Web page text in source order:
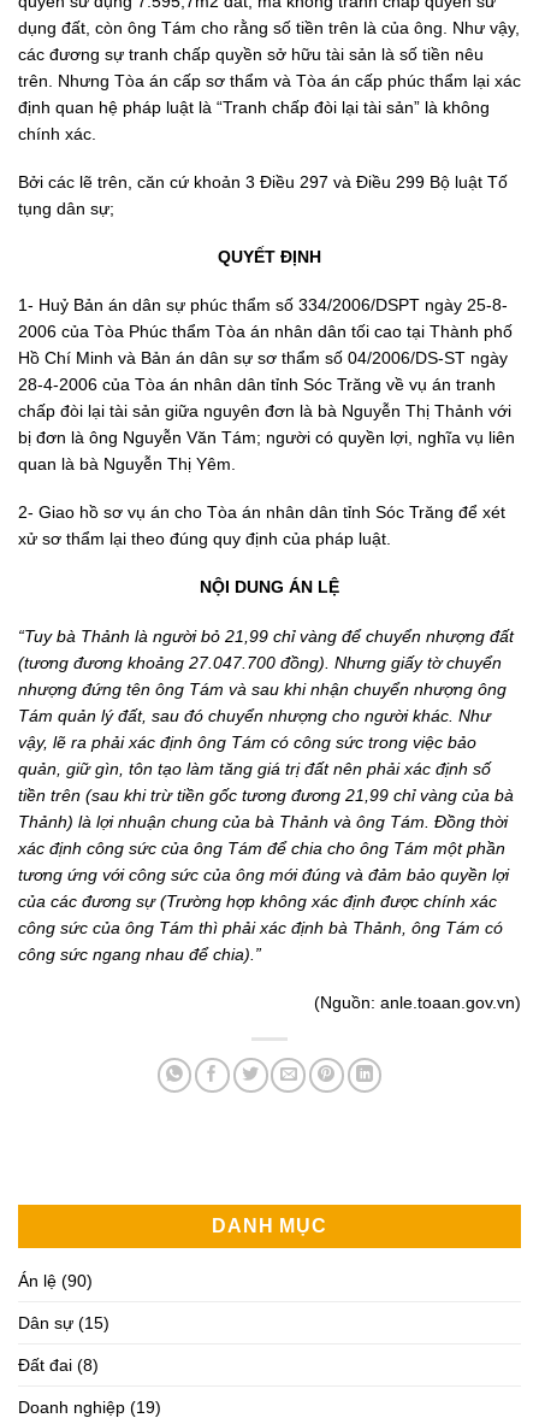
dụng đất, còn ông Tám cho rằng số tiền trên là của ông. Như vậy,
các đương sự tranh chấp quyền sở hữu tài sản là số tiền nêu
trên. Nhưng Tòa án cấp sơ thẩm và Tòa án cấp phúc thẩm lại xác
định quan hệ pháp luật là “Tranh chấp đòi lại tài sản” là không
chính xác.
Bởi các lẽ trên, căn cứ khoản 3 Điều 297 và Điều 299 Bộ luật Tố
tụng dân sự;
QUYẾT ĐỊNH
1- Huỷ Bản án dân sự phúc thẩm số 334/2006/DSPT ngày 25-8-
2006 của Tòa Phúc thẩm Tòa án nhân dân tối cao tại Thành phố
Hồ Chí Minh và Bản án dân sự sơ thẩm số 04/2006/DS-ST ngày
28-4-2006 của Tòa án nhân dân tỉnh Sóc Trăng về vụ án tranh
chấp đòi lại tài sản giữa nguyên đơn là bà Nguyễn Thị Thảnh với
bị đơn là ông Nguyễn Văn Tám; người có quyền lợi, nghĩa vụ liên
quan là bà Nguyễn Thị Yêm.
2- Giao hồ sơ vụ án cho Tòa án nhân dân tỉnh Sóc Trăng để xét
xử sơ thẩm lại theo đúng quy định của pháp luật.
NỘI DUNG ÁN LỆ
“Tuy bà Thảnh là người bỏ 21,99 chỉ vàng để chuyển nhượng đất
(tương đương khoảng 27.047.700 đồng). Nhưng giấy tờ chuyển
nhượng đứng tên ông Tám và sau khi nhận chuyển nhượng ông
Tám quản lý đất, sau đó chuyển nhượng cho người khác. Như
vậy, lẽ ra phải xác định ông Tám có công sức trong việc bảo
quản, giữ gìn, tôn tạo làm tăng giá trị đất nên phải xác định số
tiền trên (sau khi trừ tiền gốc tương đương 21,99 chỉ vàng của bà
Thảnh) là lợi nhuận chung của bà Thảnh và ông Tám. Đồng thời
xác định công sức của ông Tám để chia cho ông Tám một phần
tương ứng với công sức của ông mới đúng và đảm bảo quyền lợi
của các đương sự (Trường hợp không xác định được chính xác
công sức của ông Tám thì phải xác định bà Thảnh, ông Tám có
công sức ngang nhau để chia).”
(Nguồn: anle.toaan.gov.vn)
DANH MỤC
Án lệ (90)
Dân sự (15)
Đất đai (8)
Doanh nghiệp (19)